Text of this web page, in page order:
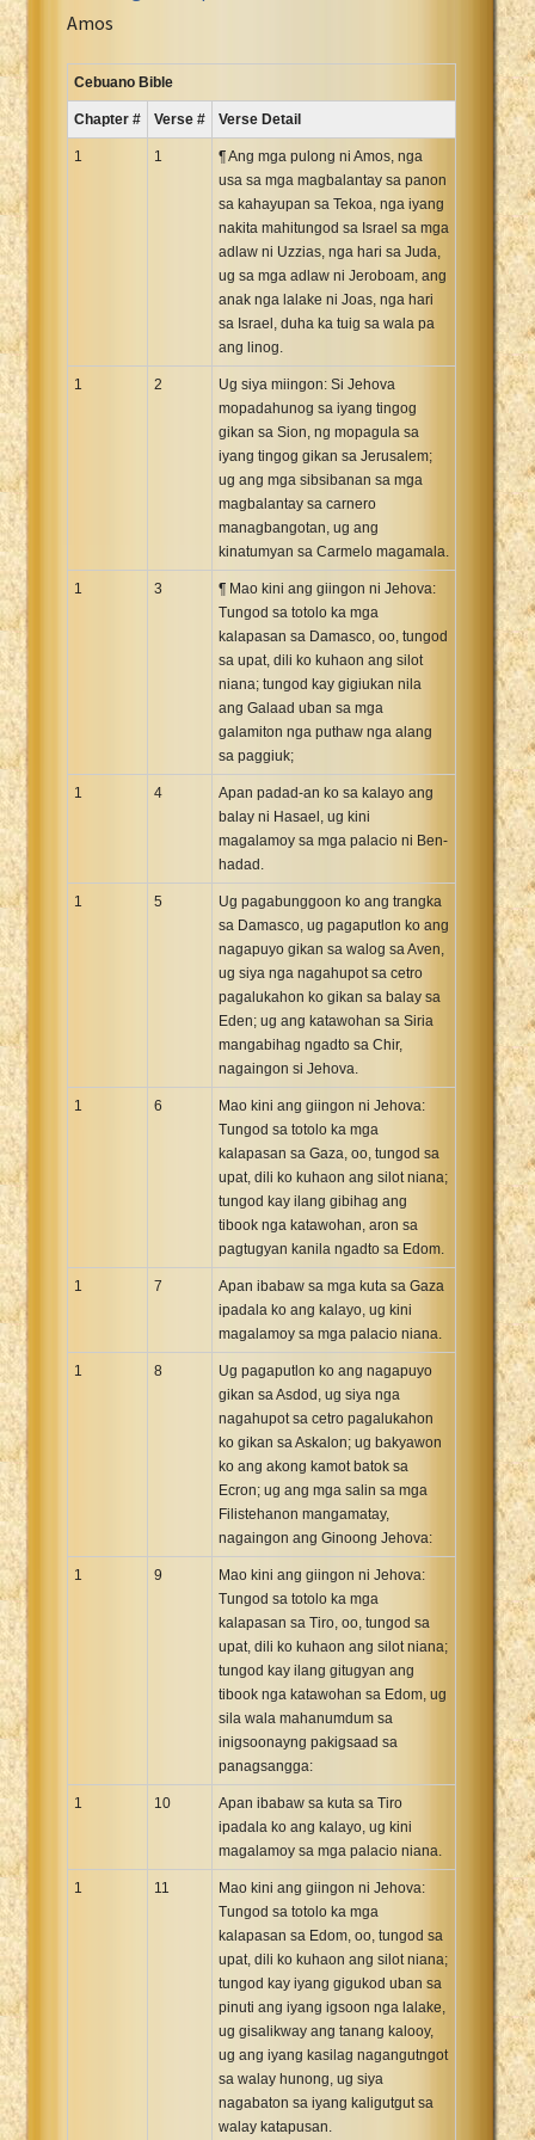
Russian Synodal 1876 Bible
Russian Synodal Bible Win-1251
Spanish RV 1909 Bible
Swahili New Testament
Tagalog John and James
Vietnamese 1934 Bible
Amos
Cebuano Bible
Chapter # Verse # Verse Detail
1 1
¶ Ang mga pulong ni Amos, nga
usa sa mga magbalantay sa panon
sa kahayupan sa Tekoa, nga iyang
nakita mahitungod sa Israel sa mga
adlaw ni Uzzias, nga hari sa Juda,
ug sa mga adlaw ni Jeroboam, ang
anak nga lalake ni Joas, nga hari
sa Israel, duha ka tuig sa wala pa
ang linog.
1 2
Ug siya miingon: Si Jehova
mopadahunog sa iyang tingog
gikan sa Sion, ng mopagula sa
iyang tingog gikan sa Jerusalem;
ug ang mga sibsibanan sa mga
magbalantay sa carnero
managbangotan, ug ang
kinatumyan sa Carmelo magamala.
1 3
¶ Mao kini ang giingon ni Jehova:
Tungod sa totolo ka mga
kalapasan sa Damasco, oo, tungod
sa upat, dili ko kuhaon ang silot
niana; tungod kay gigiukan nila
ang Galaad uban sa mga
galamiton nga puthaw nga alang
sa paggiuk;
1 4
Apan padad-an ko sa kalayo ang
balay ni Hasael, ug kini
magalamoy sa mga palacio ni Ben-
hadad.
1 5
Ug pagabunggoon ko ang trangka
sa Damasco, ug pagaputlon ko ang
nagapuyo gikan sa walog sa Aven,
ug siya nga nagahupot sa cetro
pagalukahon ko gikan sa balay sa
Eden; ug ang katawohan sa Siria
mangabihag ngadto sa Chir,
nagaingon si Jehova.
1 6
Mao kini ang giingon ni Jehova:
Tungod sa totolo ka mga
kalapasan sa Gaza, oo, tungod sa
upat, dili ko kuhaon ang silot niana;
tungod kay ilang gibihag ang
tibook nga katawohan, aron sa
pagtugyan kanila ngadto sa Edom.
1 7
Apan ibabaw sa mga kuta sa Gaza
ipadala ko ang kalayo, ug kini
magalamoy sa mga palacio niana.
1 8
Ug pagaputlon ko ang nagapuyo
gikan sa Asdod, ug siya nga
nagahupot sa cetro pagalukahon
ko gikan sa Askalon; ug bakyawon
ko ang akong kamot batok sa
Ecron; ug ang mga salin sa mga
Filistehanon mangamatay,
nagaingon ang Ginoong Jehova:
1 9
Mao kini ang giingon ni Jehova:
Tungod sa totolo ka mga
kalapasan sa Tiro, oo, tungod sa
upat, dili ko kuhaon ang silot niana;
tungod kay ilang gitugyan ang
tibook nga katawohan sa Edom, ug
sila wala mahanumdum sa
inigsoonayng pakigsaad sa
panagsangga:
1 10
Apan ibabaw sa kuta sa Tiro
ipadala ko ang kalayo, ug kini
magalamoy sa mga palacio niana.
1 11
Mao kini ang giingon ni Jehova:
Tungod sa totolo ka mga
kalapasan sa Edom, oo, tungod sa
upat, dili ko kuhaon ang silot niana;
tungod kay iyang gigukod uban sa
pinuti ang iyang igsoon nga lalake,
ug gisalikway ang tanang kalooy,
ug ang iyang kasilag nagangutngot
sa walay hunong, ug siya
nagabaton sa iyang kaligutgut sa
walay katapusan.